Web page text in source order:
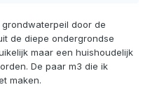
door de
de diepe ondergrondse
maar een huishoudelijk
De paar m3 die ik
maken.